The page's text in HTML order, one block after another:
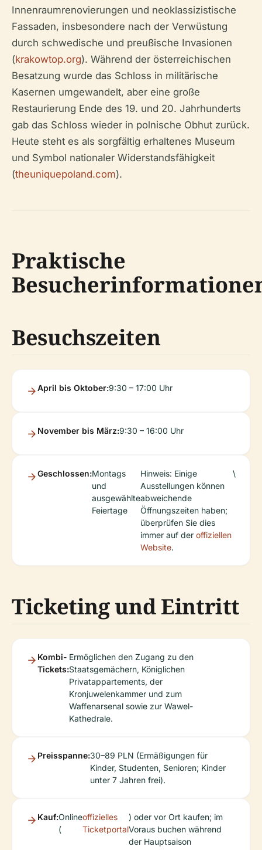
Innenraumrenovierungen und neoklassizistische
Fassaden, insbesondere nach der Verwüstung
durch schwedische und preußische Invasionen
(krakowtop.org). Während der österreichischen
Besatzung wurde das Schloss in militärische
Kasernen umgewandelt, aber eine große
Restaurierung Ende des 19. und 20. Jahrhunderts
gab das Schloss wieder in polnische Obhut zurück.
Heute steht es als sorgfältig erhaltenes Museum
und Symbol nationaler Widerstandsfähigkeit
(theuniquepoland.com).
Praktische
Besuchszeiten
April bis Oktober:9:30 – 17:00 Uhr
November bis März:9:30 – 16:00 Uhr
Geschlossen:Montags
und
ausgewählte
Feiertage
Hinweis: Einige
Ausstellungen können
abweichende
Öffnungszeiten haben;
überprüfen Sie dies
immer auf der offiziellen
Website.
\
Ticketing und Eintritt
Kombi-
Tickets:
Ermöglichen den Zugang zu den
Staatsgemächern, Königlichen
Privatappartements, der
Kronjuwelenkammer und zum
Waffenarsenal sowie zur Wawel-
Kathedrale.
Preisspanne:30–89 PLN (Ermäßigungen für
Kinder, Studenten, Senioren; Kinder
unter 7 Jahren frei).
Kauf:Online
(
offizielles
Ticketportal
) oder vor Ort kaufen; im
Voraus buchen während
der Hauptsaison